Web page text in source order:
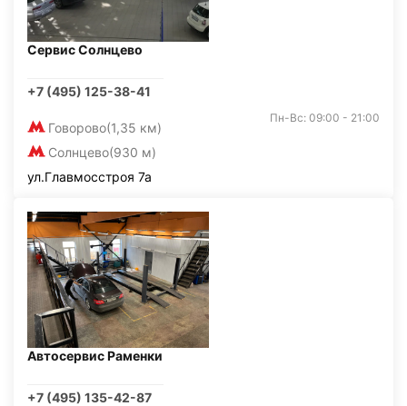
Сервис Солнцево
+7 (495) 125-38-41
Говорово(1,35 км)
Солнцево(930 м)
Пн-Вс: 09:00 - 21:00
ул.Главмосстроя 7а
Автосервис Раменки
+7 (495) 135-42-87